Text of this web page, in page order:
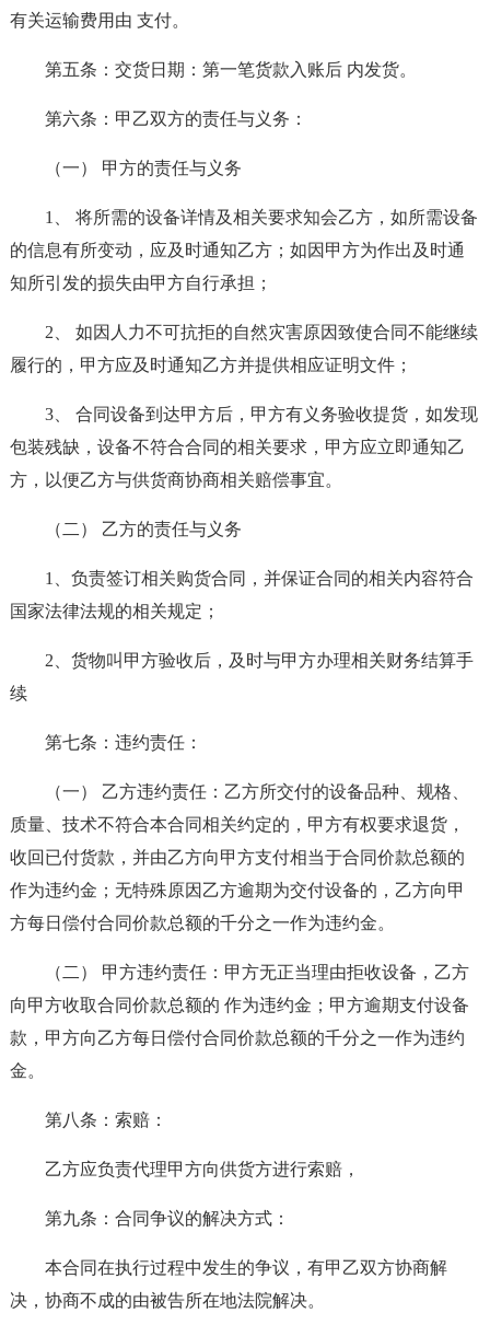
有关运输费用由 支付。
第五条：交货日期：第一笔货款入账后 内发货。
第六条：甲乙双方的责任与义务：
（一） 甲方的责任与义务
1、 将所需的设备详情及相关要求知会乙方，如所需设备
的信息有所变动，应及时通知乙方；如因甲方为作出及时通
知所引发的损失由甲方自行承担；
2、 如因人力不可抗拒的自然灾害原因致使合同不能继续
履行的，甲方应及时通知乙方并提供相应证明文件；
3、 合同设备到达甲方后，甲方有义务验收提货，如发现
包装残缺，设备不符合合同的相关要求，甲方应立即通知乙
方，以便乙方与供货商协商相关赔偿事宜。
（二） 乙方的责任与义务
1、负责签订相关购货合同，并保证合同的相关内容符合
国家法律法规的相关规定；
2、货物叫甲方验收后，及时与甲方办理相关财务结算手
续
第七条：违约责任：
（一） 乙方违约责任：乙方所交付的设备品种、规格、
质量、技术不符合本合同相关约定的，甲方有权要求退货，
收回已付货款，并由乙方向甲方支付相当于合同价款总额的
作为违约金；无特殊原因乙方逾期为交付设备的，乙方向甲
方每日偿付合同价款总额的千分之一作为违约金。
（二） 甲方违约责任：甲方无正当理由拒收设备，乙方
向甲方收取合同价款总额的 作为违约金；甲方逾期支付设备
款，甲方向乙方每日偿付合同价款总额的千分之一作为违约
金。
第八条：索赔：
乙方应负责代理甲方向供货方进行索赔，
第九条：合同争议的解决方式：
本合同在执行过程中发生的争议，有甲乙双方协商解
决，协商不成的由被告所在地法院解决。